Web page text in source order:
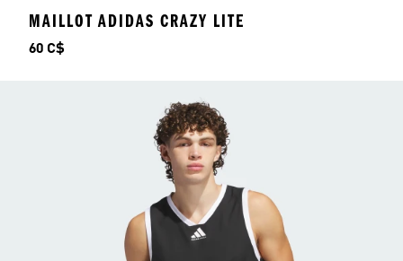
MAILLOT ADIDAS CRAZY LITE
Prix
60 C$